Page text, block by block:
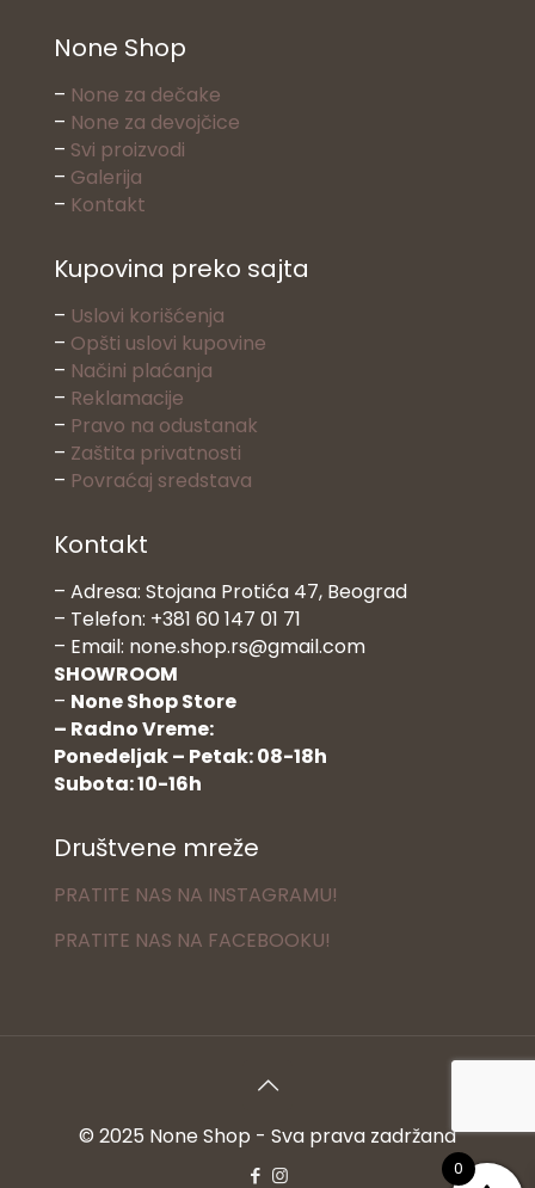
None Shop
– None za dečake
– None za devojčice
– Svi proizvodi
– Galerija
– Kontakt
Kupovina preko sajta
– Uslovi korišćenja
– Opšti uslovi kupovine
– Načini plaćanja
– Reklamacije
– Pravo na odustanak
– Zaštita privatnosti
– Povraćaj sredstava
Kontakt
– Adresa: Stojana Protića 47, Beograd
– Telefon: +381 60 147 01 71
– Email: none.shop.rs@gmail.com
SHOWROOM
– None Shop Store
– Radno Vreme:
Ponedeljak – Petak: 08-18h
Subota: 10-16h
Društvene mreže
PRATITE NAS NA INSTAGRAMU!
PRATITE NAS NA FACEBOOKU!
© 2025 None Shop - Sva prava zadržana
0